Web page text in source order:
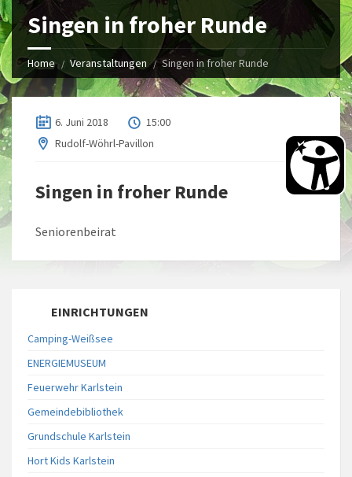
Singen in froher Runde
Home Veranstaltungen Singen in froher Runde
6. Juni 2018
15:00
Rudolf-Wöhrl-Pavillon
Singen in froher Runde
Seniorenbeirat
EINRICHTUNGEN
Camping-Weißsee
ENERGIEMUSEUM
Feuerwehr Karlstein
Gemeindebibliothek
Grundschule Karlstein
Hort Kids Karlstein